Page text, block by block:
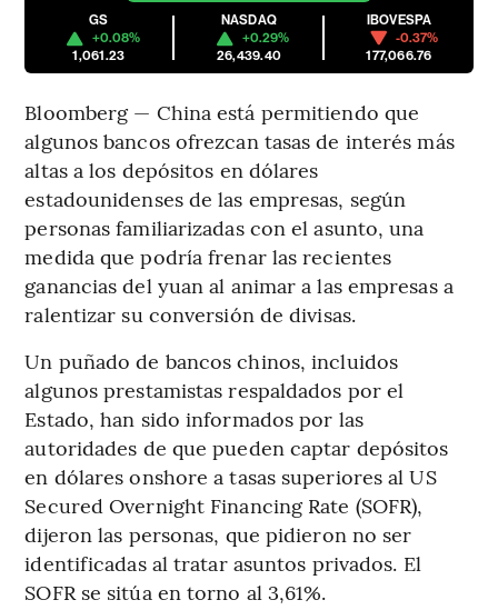
GS
+0.08%
1,061.23
NASDAQ
+0.29%
26,439.40
IBOVESPA
-0.37%
177,066.76
Bloomberg — China está permitiendo que
algunos bancos ofrezcan tasas de interés más
altas a los depósitos en dólares
estadounidenses de las empresas, según
personas familiarizadas con el asunto, una
medida que podría frenar las recientes
ganancias del yuan al animar a las empresas a
ralentizar su conversión de divisas.
Un puñado de bancos chinos, incluidos
algunos prestamistas respaldados por el
Estado, han sido informados por las
autoridades de que pueden captar depósitos
en dólares onshore a tasas superiores al US
Secured Overnight Financing Rate (SOFR),
dijeron las personas, que pidieron no ser
identificadas al tratar asuntos privados. El
SOFR se sitúa en torno al 3,61%.